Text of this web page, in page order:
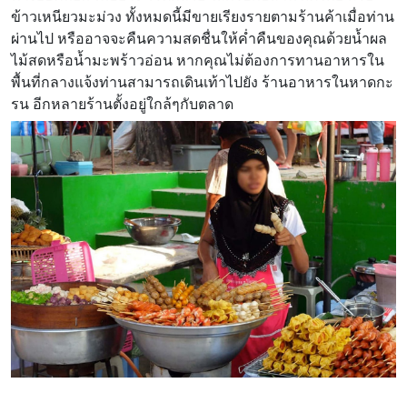
ข้าวเหนียวมะม่วง ทั้งหมดนี้มีขายเรียงรายตามร้านค้าเมื่อท่าน
ผ่านไป หรืออาจจะคืนความสดชื่นให้ค่ำคืนของคุณด้วยน้ำผล
ไม้สดหรือน้ำมะพร้าวอ่อน หากคุณไม่ต้องการทานอาหารใน
พื้นที่กลางแจ้งท่านสามารถเดินเท้าไปยัง ร้านอาหารในหาดกะ
รน อีกหลายร้านตั้งอยู่ใกล้ๆกับตลาด